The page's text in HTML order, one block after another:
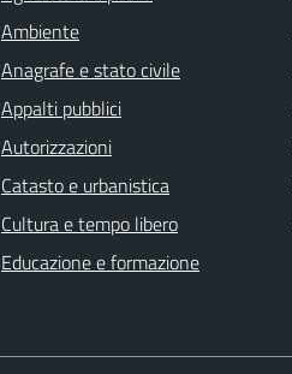
Ambiente
Anagrafe e stato civile
Appalti pubblici
Autorizzazioni
Catasto e urbanistica
Cultura e tempo libero
Educazione e formazione